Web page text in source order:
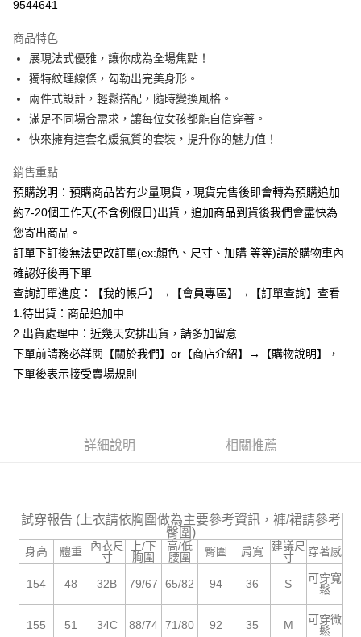
Apple Pay
街口支付
悠遊付
Google Pay
全支付
【關於「AFTEE先享後付」】
AFTEE先享後付是「在收到商品之後才付款」的支付方式。 讓您購物簡單
便利好安心！
１．簡單：不需註冊會員、不需綁卡、不需儲值。
２．便利：只要手機號碼，簡訊認證，即可結帳。
３．安心：先確認商品／服務後，再付款。
１．於結帳方式選擇「AFTEE先享後付」後，將跳轉至「AFTEE先享後付」
結帳頁面，進行簡訊認證並確認金額後，即可完成結帳。
購買商品的店家。未經商家同意取消之訂單仍視為有效，需透過AFTEE先享
１．透過由恩沛科技股份有限公司提供之「AFTEE先享後付」服務完成之交
易，需依本服務之必要範圍內提供個人資料，並將交易相關給付款項請求債
２．關於個人資料處理事宜，請瀏覽以下網址：
https://aftee.tw/terms/#terms3
３．未成年的使用者請事先徵得法定代理人或監護人之同意方可使用
「AFTEE先享後付」，若未經同意申辦者引起之損失，本公司不負相關責
ATM付款
運送方式
全家付款取貨
每筆NT$85，滿NT$799(含以上)免運費
付款後全家取貨
每筆NT$85，滿NT$799(含以上)免運費
宅配
每筆NT$85，滿NT$799(含以上)免運費
海外宅配 查看運費
9544641
商品特色
展現法式優雅，讓你成為全場焦點！
獨特紋理線條，勾勒出完美身形。
兩件式設計，輕鬆搭配，隨時變換風格。
滿足不同場合需求，讓每位女孩都能自信穿著。
快來擁有這套名媛氣質的套裝，提升你的魅力值！
銷售重點
預購說明：預購商品皆有少量現貨，現貨完售後即會轉為預購追加
約7-20個工作天(不含例假日)出貨，追加商品到貨後我們會盡快為
您寄出商品。
訂單下訂後無法更改訂單(ex:顏色、尺寸、加購 等等)請於購物車內
確認好後再下單
查詢訂單進度：【我的帳戶】→【會員專區】→【訂單查詢】查看
1.待出貨：商品追加中
2.出貨處理中：近幾天安排出貨，請多加留意
下單前請務必詳閱【關於我們】or【商店介紹】→【購物說明】，
下單後表示接受賣場規則
詳細說明 相關推薦
試穿報告 (上衣請依胸圍做為主要參考資訊，褲/裙請參考
臀圍)
身高 體重
內衣尺
寸
上/下
胸圍
高/低
腰圍
臀圍 肩寬
建議尺
寸
穿著感
154 48 32B 79/67 65/82 94 36 S
可穿寬
鬆
155 51 34C 88/74 71/80 92 35 M
可穿微
鬆